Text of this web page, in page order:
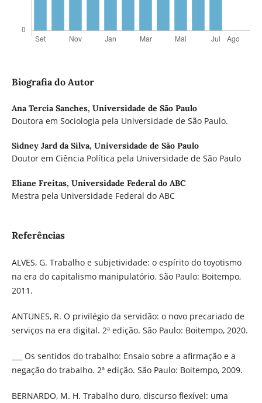
Biografia do Autor
Ana Tercia Sanches, Universidade de São Paulo
Doutora em Sociologia pela Universidade de São Paulo.
Sidney Jard da Silva, Universidade de São Paulo
Doutor em Ciência Política pela Universidade de São Paulo
Eliane Freitas, Universidade Federal do ABC
Mestra pela Universidade Federal do ABC
Referências
ALVES, G. Trabalho e subjetividade: o espírito do toyotismo
na era do capitalismo manipulatório. São Paulo: Boitempo,
2011.
ANTUNES, R. O privilégio da servidão: o novo precariado de
serviços na era digital. 2ª edição. São Paulo: Boitempo, 2020.
___ Os sentidos do trabalho: Ensaio sobre a afirmação e a
negação do trabalho. 2ª edição. São Paulo: Boitempo, 2009.
BERNARDO, M. H. Trabalho duro, discurso flexível: uma